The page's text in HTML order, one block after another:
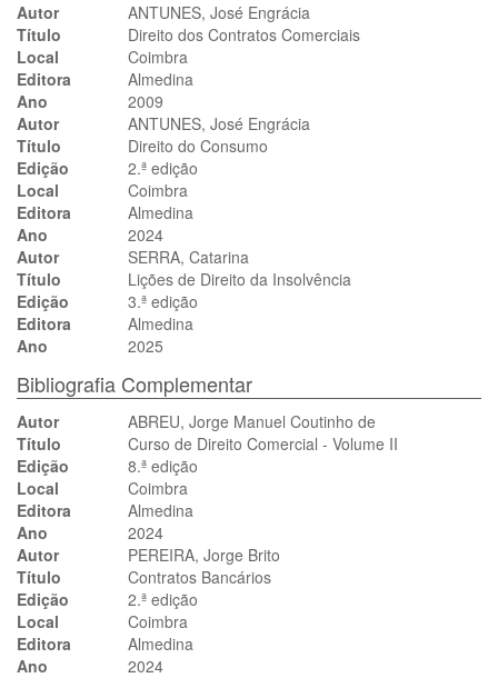
Autor
ANTUNES, José Engrácia
Título
Direito dos Contratos Comerciais
Local
Coimbra
Editora
Almedina
Ano
2009
Autor
ANTUNES, José Engrácia
Título
Direito do Consumo
Edição
2.ª edição
Local
Coimbra
Editora
Almedina
Ano
2024
Autor
SERRA, Catarina
Título
Lições de Direito da Insolvência
Edição
3.ª edição
Editora
Almedina
Ano
2025
Bibliografia Complementar
Autor
ABREU, Jorge Manuel Coutinho de
Título
Curso de Direito Comercial - Volume II
Edição
8.ª edição
Local
Coimbra
Editora
Almedina
Ano
2024
Autor
PEREIRA, Jorge Brito
Título
Contratos Bancários
Edição
2.ª edição
Local
Coimbra
Editora
Almedina
Ano
2024